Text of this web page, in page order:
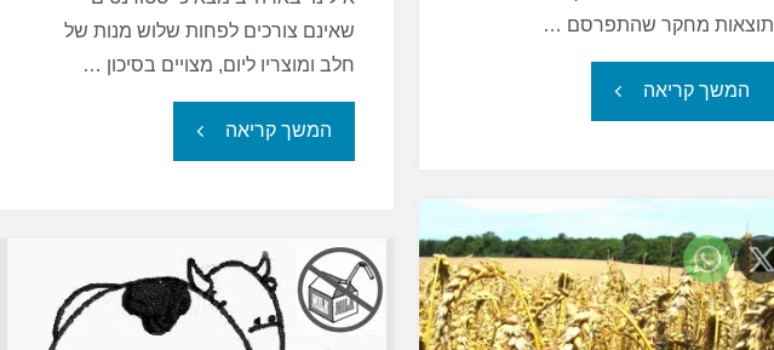
תוצאות מחקר שהתפרסם …
המשך קריאה"חלב
שאינם צורכים לפחות שלוש מנות של
חלב ומוצריו ליום, מצויים בסיכון …
המשך קריאה "חשיבות
וצעירים"